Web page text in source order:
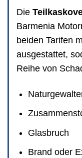
Die
Barmenia
beiden Tarifen
ausgestattet,
Reihe von
Glasbruch
Brand oder